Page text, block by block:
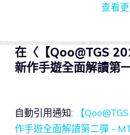
查看
在〈【Qoo@TGS
新作手遊全面解讀第
自動引用通知:
【
作手遊全面解讀第二彈 -